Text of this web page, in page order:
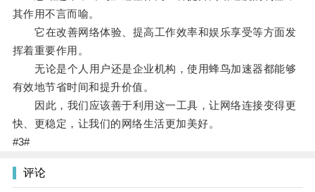
其作用不言而喻。
它在改善网络体验、提高工作效率和娱乐享受等方面发
挥着重要作用。
无论是个人用户还是企业机构，使用蜂鸟加速器都能够
有效地节省时间和提升价值。
因此，我们应该善于利用这一工具，让网络连接变得更
快、更稳定，让我们的网络生活更加美好。
#3#
评论